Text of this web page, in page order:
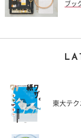
ブッ
東大テク